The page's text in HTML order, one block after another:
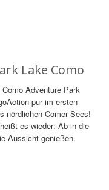
Lake Como
Adventure Park
pur im ersten
nördlichen Comer Sees!
es wieder: Ab in die
Aussicht genießen.